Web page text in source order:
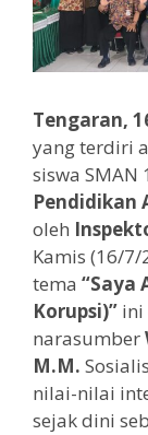
Tengaran,
yang terdiri
siswa SMAN
Pendidikan
oleh
Kamis (16/
tema “Saya
Korupsi)” ini
narasumber
M.M.
nilai-nilai
sejak dini